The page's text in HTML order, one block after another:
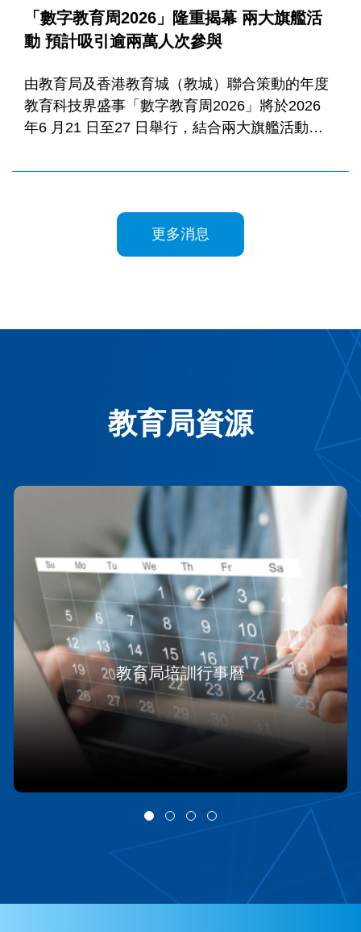
「數字教育周2026」隆重揭幕 兩大旗艦活
動 預計吸引逾兩萬人次參與
由教育局及香港教育城（教城）聯合策動的年度
教育科技界盛事「數字教育周2026」將於2026
年6 月21 日至27 日舉行，結合兩大旗艦活動
會」（AIinLT 2026）」及「學與教博覽2026」。
際專家高峰會及教學工作坊等，為教育界、科技
界及家長締造跨界交流，探討如何透過創新科技
全面提升學與教效能。
更多消息
教育局資源
教育局培訓行事曆